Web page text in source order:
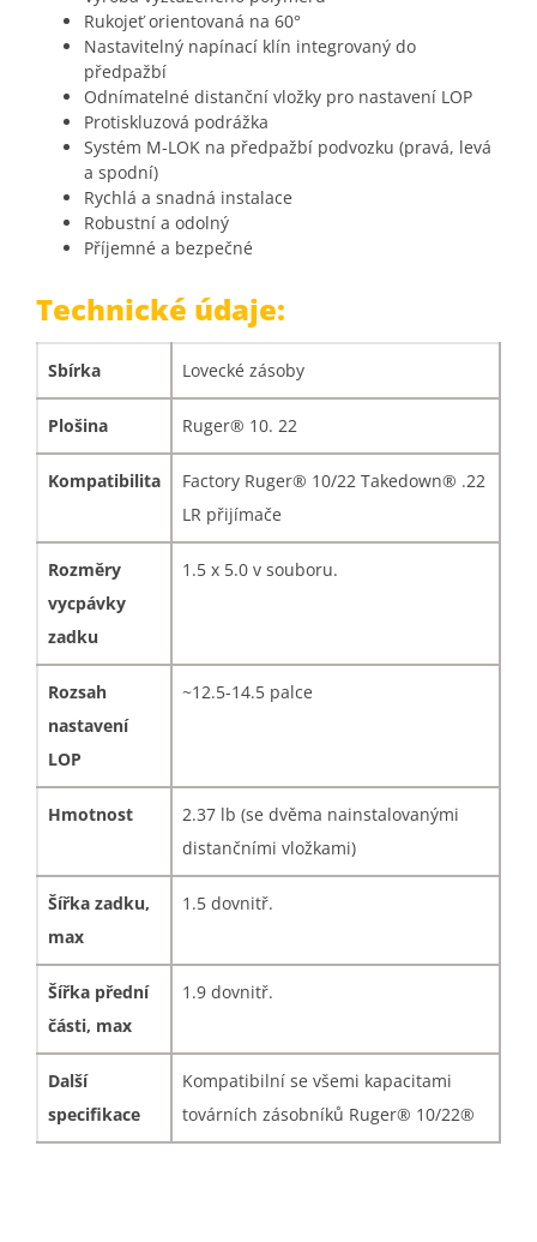
Rukojeť orientovaná na 60°
Nastavitelný napínací klín integrovaný do
předpažbí
Odnímatelné distanční vložky pro nastavení LOP
Protiskluzová podrážka
Systém M-LOK na předpažbí podvozku (pravá, levá
a spodní)
Rychlá a snadná instalace
Robustní a odolný
Příjemné a bezpečné
Technické údaje:
Sbírka Lovecké zásoby
Plošina Ruger® 10. 22
Kompatibilita
Factory Ruger® 10/22 Takedown® .22
LR přijímače
Rozměry
vycpávky
zadku
1.5 x 5.0 v souboru.
Rozsah
nastavení
LOP
~12.5-14.5 palce
Hmotnost
2.37 lb (se dvěma nainstalovanými
distančními vložkami)
Šířka zadku,
max
1.5 dovnitř.
Šířka přední
části, max
1.9 dovnitř.
Další
specifikace
Kompatibilní se všemi kapacitami
továrních zásobníků Ruger® 10/22®